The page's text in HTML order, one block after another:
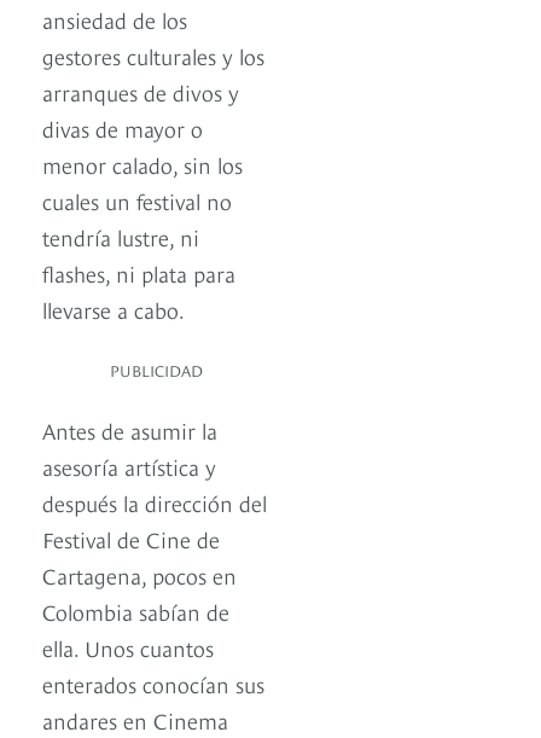
ansiedad de los
gestores culturales y los
arranques de divos y
divas de mayor o
menor calado, sin los
cuales un festival no
tendría lustre, ni
flashes, ni plata para
llevarse a cabo.
PUBLICIDAD
Antes de asumir la
asesoría artística y
después la dirección del
Festival de Cine de
Cartagena, pocos en
Colombia sabían de
ella. Unos cuantos
enterados conocían sus
andares en Cinema